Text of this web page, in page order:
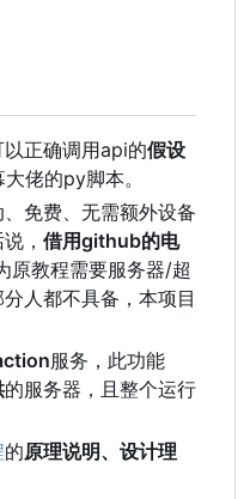
以正确调用api的假设
佬的py脚本。
免费、无需额外设备
， 借用github的电
原教程需要服务器/超
人都不具备，本项目
服务，此功能
的服务器，且整个运行
的原理说明、设计理